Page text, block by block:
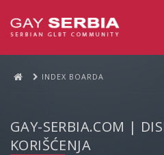
INDEX BOARDA
GAY-SERBIA.COM |
KORIŠĆENJA